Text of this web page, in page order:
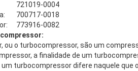
721019-0004
700717-0018
773916-0082
ou o turbocompressor, são um
a finalidade de um
um turbocompressor difere naquele